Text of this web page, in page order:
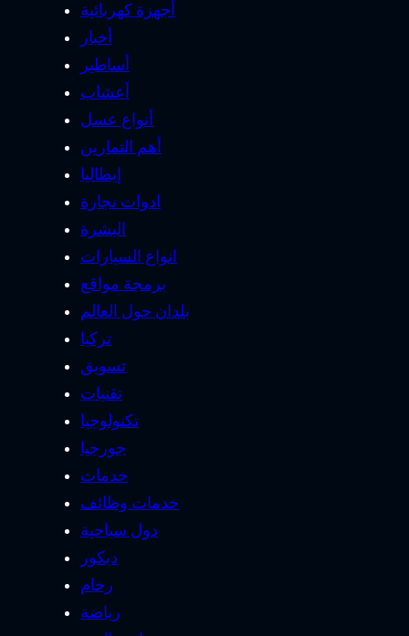
أجهزة كهربائية
أخبار
أساطير
أعشاب
أنواع عسل
أهم التمارين
إيطاليا
ادوات نجارة
البشرة
انواع السيارات
برمجة مواقع
بلدان حول العالم
تركيا
تسويق
تقنيات
تكنولوجيا
جورجيا
خدمات
خدمات وظائف
دول سياحية
ديكور
رخام
رياضة